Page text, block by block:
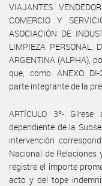
VIAJANTES
COMERCIO Y
ASOCIACIÓN DE
LIMPIEZA PERSONAL,
ARGENTINA (ALPHA),
que, como ANEXO DI-
parte integrante de la
ARTÍCULO 3º-
dependiente de la
intervención
Nacional de Relaciones
registre el importe
acto y del tope